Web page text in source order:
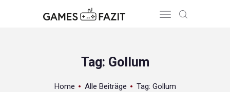
Tag: Gollum
Home Alle Beiträge Tag: Gollum
HOME